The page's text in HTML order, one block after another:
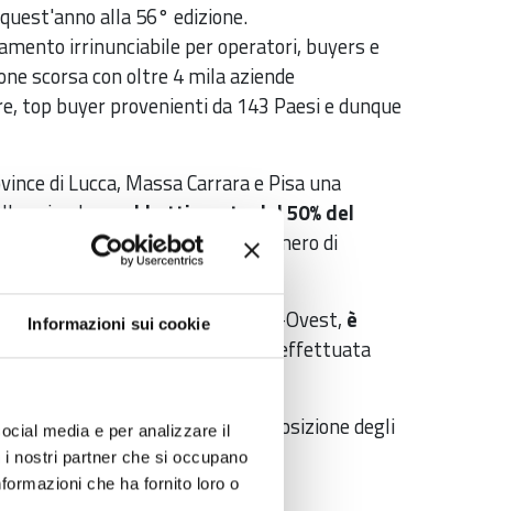
Informazioni sui cookie
media e per analizzare il
nostri partner che si occupano
che ha fornito loro o
alla 56° edizione.
irrinunciabile per operatori, buyers e
scorsa con oltre 4 mila aziende
top buyer provenienti da 143 Paesi e dunque
di Lucca, Massa Carrara e Pisa una
aziende
un abbattimento del 50% del
ad un massimo, in base al numero di
Commercio della Toscana Nord-Ovest, è
della cauzione di euro 500 effettuata
le caratteristiche e la composizione degli